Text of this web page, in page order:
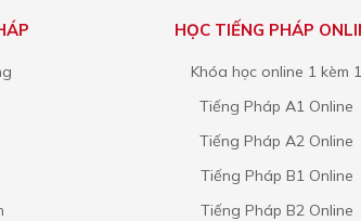
HỌC TIẾNG PHÁP
Khóa học online 1 kèm
Tiếng Pháp A1 Online
Tiếng Pháp A2 Online
Tiếng Pháp B1 Online
Tiếng Pháp B2 Online